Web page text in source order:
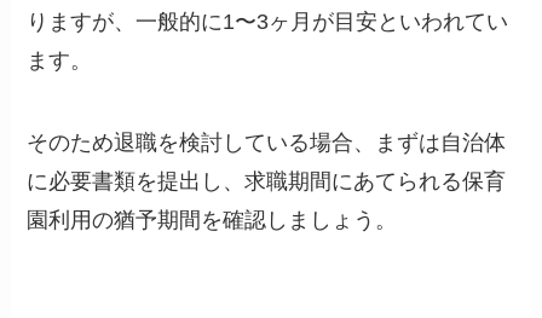
りますが、一般的に1〜3ヶ月が目安といわれてい
ます。
そのため退職を検討している場合、まずは自治体
に必要書類を提出し、求職期間にあてられる保育
園利用の猶予期間を確認しましょう。